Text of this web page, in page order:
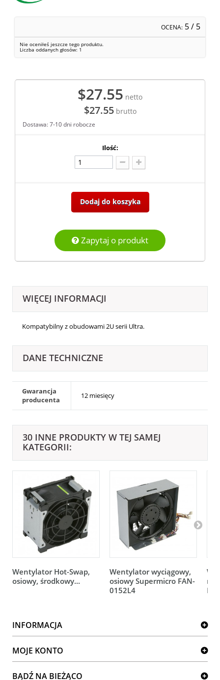
OCENA: 5/ 5
Nie oceniłeś jeszcze tego produktu.
Liczba oddanych głosów: 1
$27.55 netto
$27.55brutto
Dostawa: 7-10 dni robocze
Ilość:
Dodaj do koszyka
Zapytaj o produkt
WIĘCEJ INFORMACJI
Kompatybilny z obudowami 2U serii Ultra.
DANE TECHNICZNE
Gwarancja
producenta
12 miesięcy
30 INNE PRODUKTY W TEJ SAMEJ
KATEGORII:
Wentylator Hot-Swap,
osiowy, środkowy...
Wentylator wyciągowy,
osiowy Supermicro FAN-
0152L4
INFORMACJA
MOJE KONTO
BĄDŹ NA BIEŻĄCO